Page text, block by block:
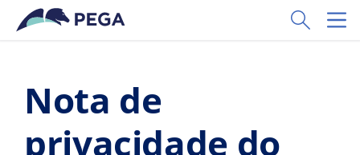
Pular para o conteúdo principal
Toggle
Nota de
privacidade do